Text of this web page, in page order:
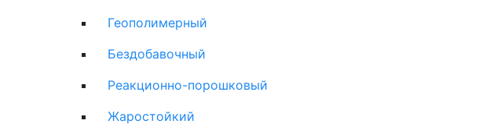
Геополимерный
Бездобавочный
Реакционно-порошковый
Жаростойкий